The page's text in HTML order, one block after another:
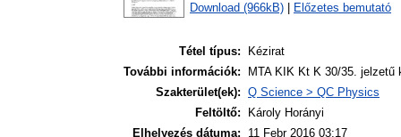
Download (966kB) Előzetes bemutató
Tétel típus:
Kézirat
További információk:
MTA KIK Kt K 30/35. jelzetű
Szakterület(ek): Q Science > QC Physics
Feltöltő:
Károly Horányi
Elhelyezés dátuma:
11 Febr 2016 03:17